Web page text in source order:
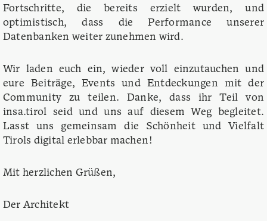
Fortschritte, die bereits erzielt wurden, und
optimistisch, dass die Performance unserer
Datenbanken weiter zunehmen wird.
Wir laden euch ein, wieder voll einzutauchen und
eure Beiträge, Events und Entdeckungen mit der
Community zu teilen. Danke, dass ihr Teil von
insa.tirol seid und uns auf diesem Weg begleitet.
Lasst uns gemeinsam die Schönheit und Vielfalt
Tirols digital erlebbar machen!
Mit herzlichen Grüßen,
Der Architekt